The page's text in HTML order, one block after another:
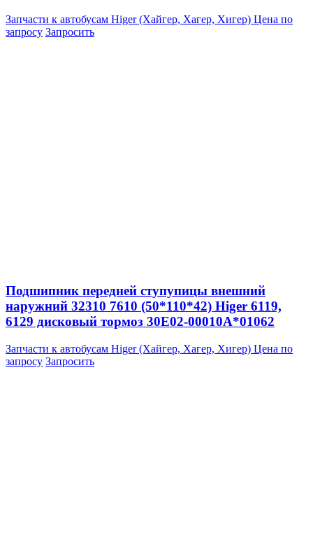
Запчасти к автобусам Higer (Хайгер, Хагер, Хигер) Цена по
запросу Запросить
Подшипник передней ступупицы внешний
наружний 32310 7610 (50*110*42) Higer 6119,
6129 дисковый тормоз 30E02-00010A*01062
Запчасти к автобусам Higer (Хайгер, Хагер, Хигер) Цена по
запросу Запросить